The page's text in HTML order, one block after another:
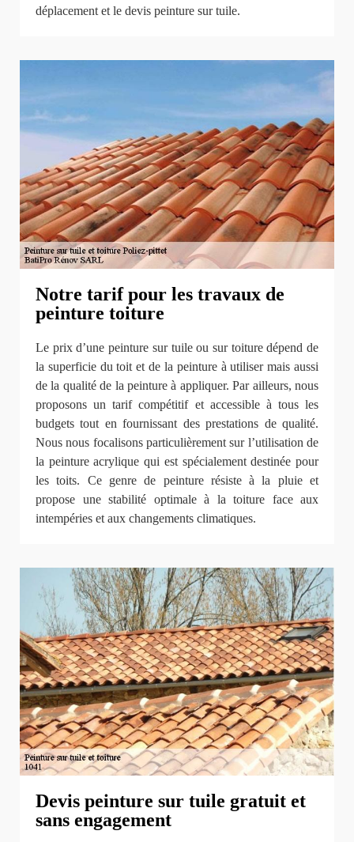
déplacement et le devis peinture sur tuile.
Notre tarif pour les travaux de
peinture toiture
Le prix d’une peinture sur tuile ou sur toiture dépend de
la superficie du toit et de la peinture à utiliser mais aussi
de la qualité de la peinture à appliquer. Par ailleurs, nous
proposons un tarif compétitif et accessible à tous les
budgets tout en fournissant des prestations de qualité.
Nous nous focalisons particulièrement sur l’utilisation de
la peinture acrylique qui est spécialement destinée pour
les toits. Ce genre de peinture résiste à la pluie et
propose une stabilité optimale à la toiture face aux
intempéries et aux changements climatiques.
Devis peinture sur tuile gratuit et
sans engagement